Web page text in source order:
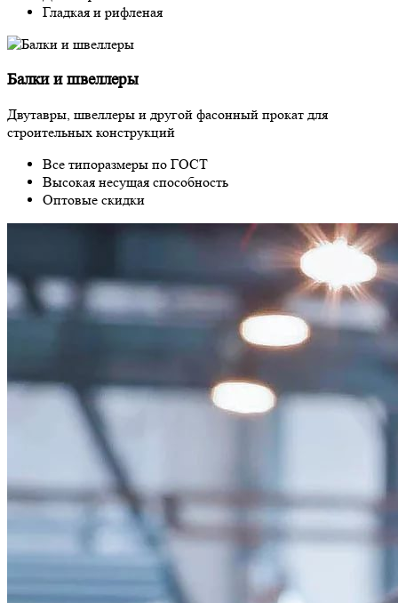
Гладкая и рифленая
Балки и швеллеры
Двутавры, швеллеры и другой фасонный прокат для
строительных конструкций
Все типоразмеры по ГОСТ
Высокая несущая способность
Оптовые скидки